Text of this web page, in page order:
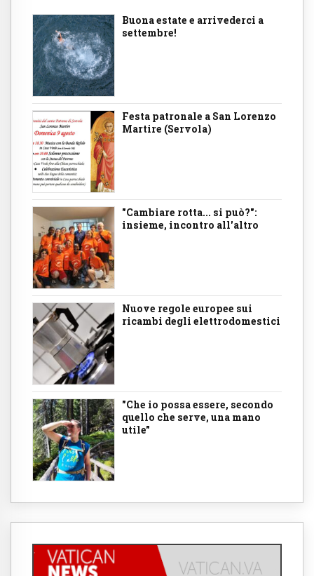
Buona estate e arrivederci a
settembre!
Festa patronale a San Lorenzo
Martire (Servola)
"Cambiare rotta... si può?":
insieme, incontro all'altro
Nuove regole europee sui
ricambi degli elettrodomestici
"Che io possa essere, secondo
quello che serve, una mano
utile"